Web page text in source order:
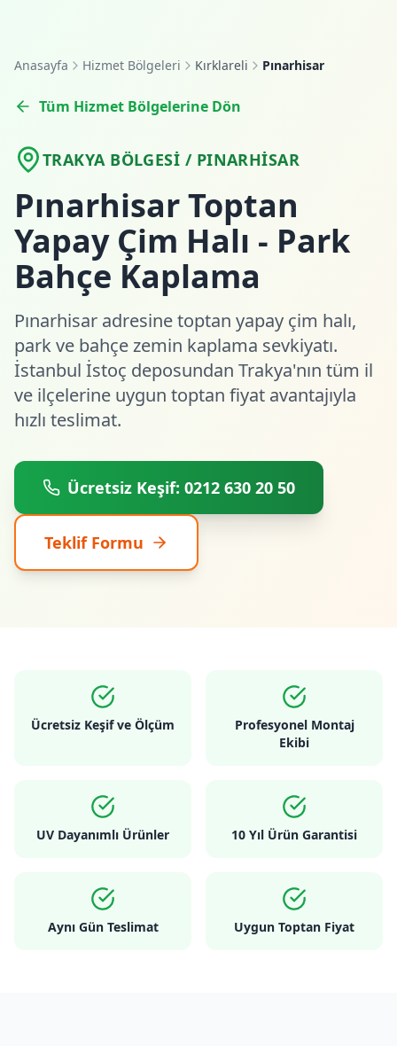
Anasayfa Hizmet Bölgeleri Kırklareli Pınarhisar
Tüm Hizmet Bölgelerine Dön
TRAKYA BÖLGESI / PINARHISAR
Pınarhisar Toptan
Yapay Çim Halı - Park
Bahçe Kaplama
Pınarhisar adresine toptan yapay çim halı,
park ve bahçe zemin kaplama sevkiyatı.
İstanbul İstoç deposundan Trakya'nın tüm il
ve ilçelerine uygun toptan fiyat avantajıyla
hızlı teslimat.
Ücretsiz Keşif: 0212 630 20 50
Teklif Formu
Ücretsiz Keşif ve Ölçüm
Profesyonel Montaj
Ekibi
UV Dayanımlı Ürünler 10 Yıl Ürün Garantisi
Aynı Gün Teslimat Uygun Toptan Fiyat